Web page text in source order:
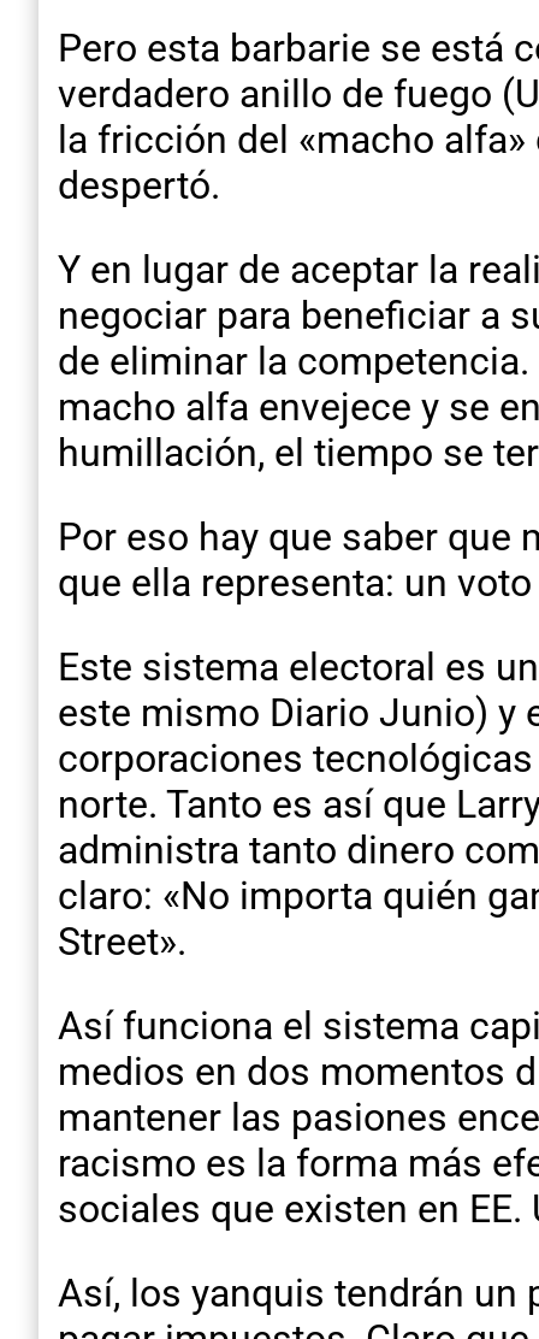
Pero esta barbarie se está
verdadero anillo de fuego
la fricción del «macho
despertó.
Y en lugar de aceptar la
negociar para beneficiar a
de eliminar la
macho alfa envejece y se
humillación, el tiempo se
Por eso hay que saber que
que ella representa: un
Este sistema electoral es
este mismo Diario Junio) y
corporaciones
norte. Tanto es así que
administra tanto dinero
claro: «No importa quién
Street».
Así funciona el sistema
medios en dos momentos
mantener las pasiones
racismo es la forma más
sociales que existen en
Así, los yanquis tendrán un